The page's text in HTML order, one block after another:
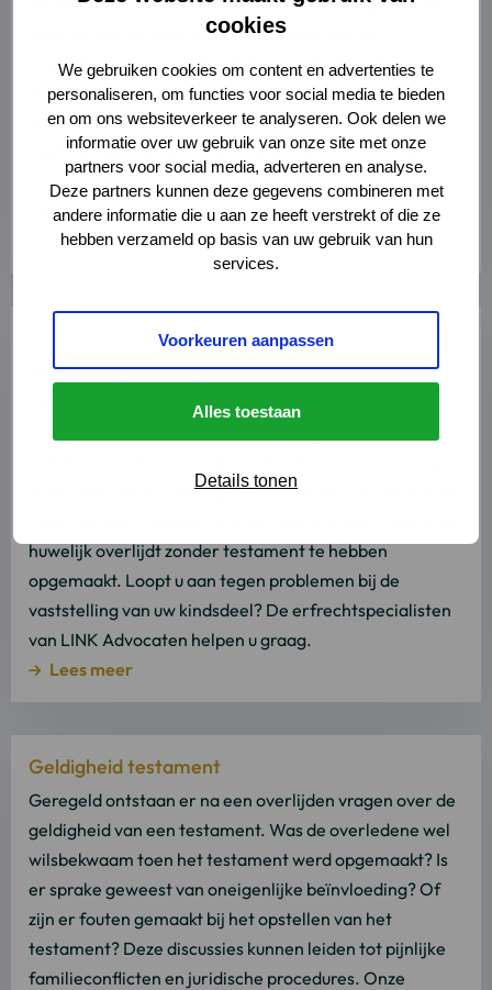
cookies
We gebruiken cookies om content en advertenties te
personaliseren, om functies voor social media te bieden
en om ons websiteverkeer te analyseren. Ook delen we
informatie over uw gebruik van onze site met onze
partners voor social media, adverteren en analyse.
Deze partners kunnen deze gegevens combineren met
andere informatie die u aan ze heeft verstrekt of die ze
hebben verzameld op basis van uw gebruik van hun
services.
Voorkeuren aanpassen
Alles toestaan
Details tonen
waarde van de nalatenschap ten tijde van het
overlijden (verminderd met de begrafeniskosten).
Heeft u vragen over uw kindsdeel? Wordt er niet aan u
uitgekeerd of krijgt u niet de informatie die u nodig
heeft om te bepalen op welk kindsdeel u recht heeft?
De erfrechtspecialisten van LINK Advocaten weten
raad.
Lees meer
Langstlevende testament
Veel oude testamenten bevatten een ouderlijke
boedelverdeling. Hierbij krijgt de langstlevende
alleen een geldvordering (het kindsdeel). Vergelijkbare
huwelijk overlijdt zonder testament te hebben
opgemaakt. Loopt u aan tegen problemen bij de
vaststelling van uw kindsdeel? De erfrechtspecialisten
van LINK Advocaten helpen u graag.
Lees meer
Geldigheid testament
Geregeld ontstaan er na een overlijden vragen over de
geldigheid van een testament. Was de overledene wel
wilsbekwaam toen het testament werd opgemaakt? Is
er sprake geweest van oneigenlijke beïnvloeding? Of
zijn er fouten gemaakt bij het opstellen van het
testament? Deze discussies kunnen leiden tot pijnlijke
familieconflicten en juridische procedures. Onze
meer
over
Lees
meer